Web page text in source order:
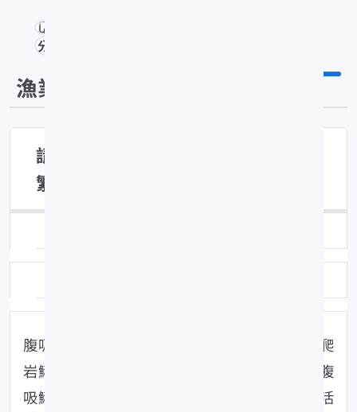
分享
漁業問答
請問腹吸鰍科如何分辨公母？以及其
繁殖條件？
腹吸鰍科及爬鰍科在臺灣觀賞水族市場上俗稱爬
岩鰍、提琴鼠或葫蘆鼠，是常見的觀賞魚種，腹
吸鰍科及爬鰍科魚類皆屬於初級性淡水魚，生活